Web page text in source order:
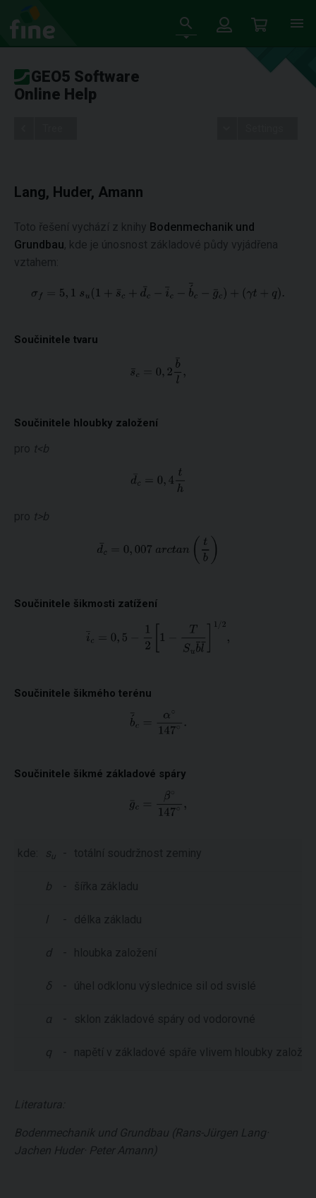
GEO5 Software
Online Help
Lang, Huder, Amann
Toto řešení vychází z knihy Bodenmechanik und
Grundbau, kde je únosnost základové půdy vyjádřena
vztahem:
Součinitele tvaru
Součinitele hloubky založení
pro t<b
pro t>b
Součinitele šikmosti zatížení
Součinitele šikmého terénu
Součinitele šikmé základové spáry
kde: su - totální soudržnost zeminy
b - šířka základu
l - délka základu
d - hloubka založení
δ - úhel odklonu výslednice sil od svislé
α - sklon základové spáry od vodorovné
q - napětí v základové spáře vlivem hloubky
Literatura:
Bodenmechanik und Grundbau (Rans-Jürgen Lang·
Jachen Huder· Peter Amann)